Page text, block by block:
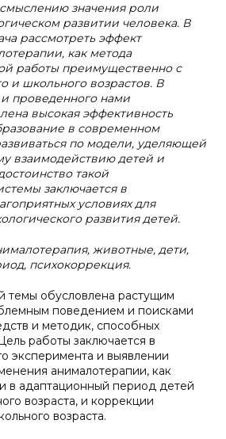
значения роли
развитии человека. В
рассмотреть эффект
как метода
работы преимущественно с
и школьного возрастов. В
и проведенного нами
высокая эффективность
в современном
по модели, уделяющей
взаимодействию детей и
такой
заключается в
условиях для
развития детей.
животные, дети,
психокоррекция.
темы обусловлена растущим
поведением и поисками
и методик, способных
работы заключается в
эксперимента и выявлении
анималотерапии, как
в адаптационный период детей
возраста, и коррекции
возраста.